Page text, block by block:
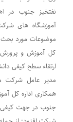
نفتخیز جنوب در
آموزشگاه های
موضوعات مورد بحث
کل آموزش و
ارتقاء سطح کیفی
مدیر عامل شرکت
همکاری اداره کل
جنوب در جهت کیفی